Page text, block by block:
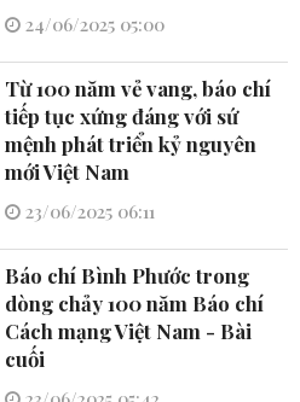
24/06/2025 05:00
Từ 100 năm vẻ vang, báo chí
tiếp tục xứng đáng với sứ
mệnh phát triển kỷ nguyên
mới Việt Nam
23/06/2025 06:11
Báo chí Bình Phước trong
dòng chảy 100 năm Báo chí
Cách mạng Việt Nam - Bài
cuối